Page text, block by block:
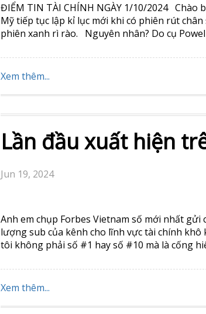
ĐIỂM TIN TÀI CHÍNH NGÀY 1/10/2024
Mỹ tiếp tục lập kỉ lục mới khi có phiên rút
phiên xanh rì rào. Nguyên nhân? Do cụ
Xem thêm...
Lần đầu xuất hiện
Jun 19, 2024
Anh em chụp Forbes Vietnam số mới nhất
lượng sub của kênh cho lĩnh vực tài chính
tôi không phải số #1 hay số #10 mà là cống
Xem thêm...